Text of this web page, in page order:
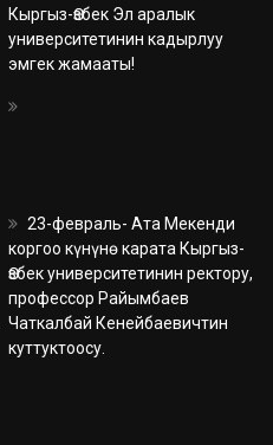
Кыргыз-Өзбек Эл аралык
университетинин кадырлуу
эмгек жамааты!
23-февраль- Ата Мекенди
коргоо күнүнө карата Кыргыз-
Өзбек университетинин ректору,
профессор Райымбаев
Чаткалбай Кенейбаевичтин
куттуктоосу.